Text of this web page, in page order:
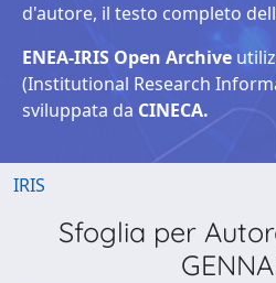
d'autore, il testo completo
ENEA-IRIS Open Archive
(Institutional Research
sviluppata da CINECA.
IRIS
Sfoglia per